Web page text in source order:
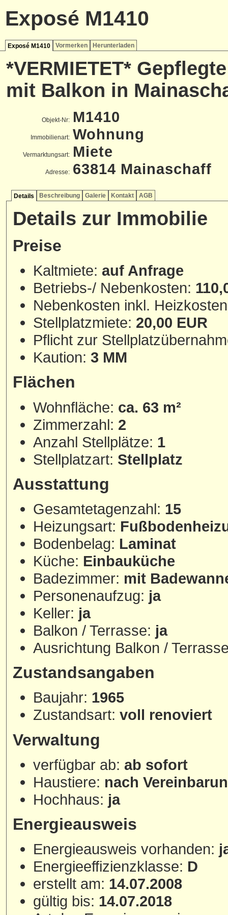
Exposé M1410
Exposé M1410 Vormerken Herunterladen
*VERMIETET*
mit Balkon in
Objekt-Nr: M1410
Immobilienart: Wohnung
Vermarktungsart: Miete
Adresse: 63814 Mainaschaff
Details Beschreibung Galerie Kontakt AGB
Details zur Immobilie
Preise
Kaltmiete: auf Anfrage
Betriebs-/ Nebenkosten:
Nebenkosten inkl.
Stellplatzmiete: 20,00 EUR
Pflicht zur
Kaution: 3 MM
Flächen
Wohnfläche: ca. 63 m²
Zimmerzahl: 2
Anzahl Stellplätze: 1
Stellplatzart: Stellplatz
Ausstattung
Gesamtetagenzahl: 15
Heizungsart:
Bodenbelag: Laminat
Küche: Einbauküche
Badezimmer: mit
Personenaufzug: ja
Keller: ja
Balkon / Terrasse: ja
Ausrichtung Balkon /
Zustandsangaben
Baujahr: 1965
Zustandsart: voll renoviert
Verwaltung
verfügbar ab: ab sofort
Haustiere: nach
Hochhaus: ja
Energieausweis
Energieausweis vorhanden:
Energieeffizienzklasse: D
erstellt am: 14.07.2008
gültig bis: 14.07.2018